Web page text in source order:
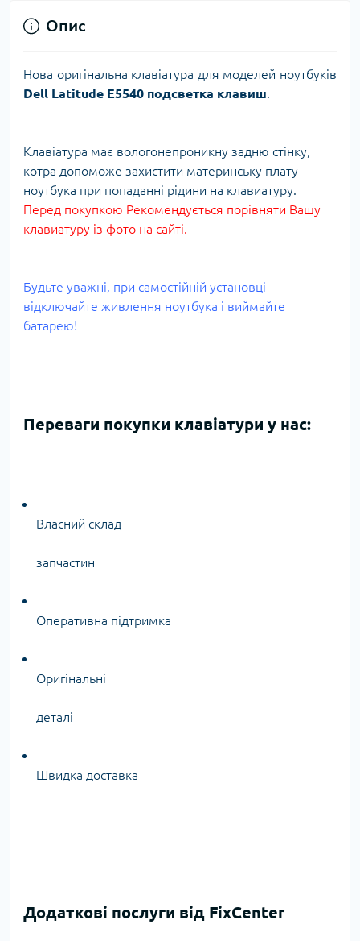
Опис
Нова оригінальна клавіатура для моделей ноутбуків
Dell Latitude E5540 подсветка клавиш.
Клавіатура має вологонепроникну задню стінку,
котра допоможе захистити материнську плату
ноутбука при попаданні рідини на клавиатуру.
Перед покупкою Рекомендується порівняти Вашу
клавиатуру із фото на сайті.
Будьте уважні, при самостійній установці
відключайте живлення ноутбука і виймайте
батарею!
Переваги покупки клавіатури у нас:
Власний склад
запчастин
Оперативна підтримка
Оригінальні
деталі
Швидка доставка
Додаткові послуги від FixCenter